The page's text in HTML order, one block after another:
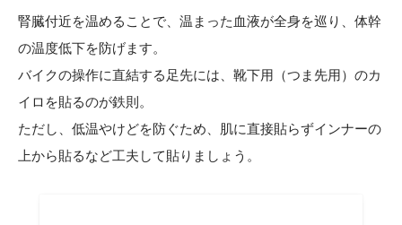
腎臓付近を温めることで、温まった血液が全身を巡り、体幹
の温度低下を防げます。
バイクの操作に直結する足先には、靴下用（つま先用）のカ
イロを貼るのが鉄則。
ただし、低温やけどを防ぐため、肌に直接貼らずインナーの
上から貼るなど工夫して貼りましょう。